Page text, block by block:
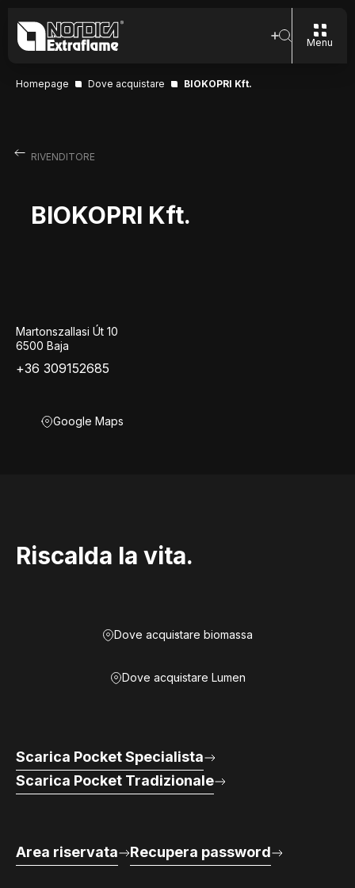
Menu
Homepage Dove acquistare BIOKOPRI Kft.
RIVENDITORE
BIOKOPRI Kft.
Martonszallasi Út 10
6500 Baja
+36 309152685
Google Maps
Riscalda la vita.
Dove acquistare biomassa
Dove acquistare Lumen
Scarica Pocket Specialista
Scarica Pocket Tradizionale
Area riservata Recupera password